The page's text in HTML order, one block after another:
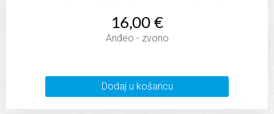
16,00 €
Anđeo - zvono
Dodaj u košaricu